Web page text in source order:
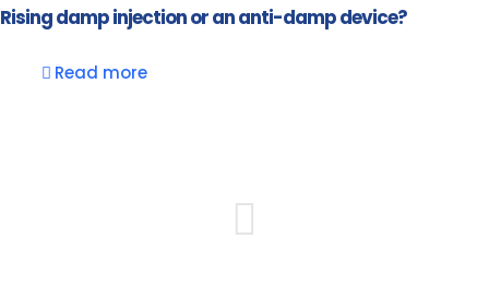
Rising damp injection or an anti-damp device?
Read more